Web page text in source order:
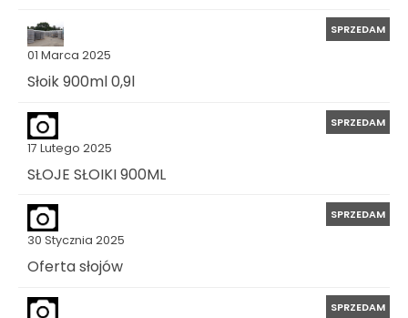
01 Marca 2025
SPRZEDAM
Słoik 900ml 0,9l
17 Lutego 2025
SPRZEDAM
SŁOJE SŁOIKI 900ML
30 Stycznia 2025
SPRZEDAM
Oferta słojów
SPRZEDAM